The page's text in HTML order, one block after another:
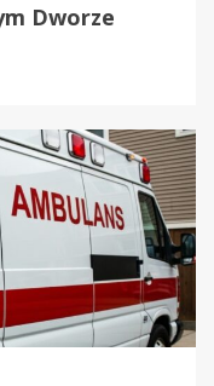
Dworze